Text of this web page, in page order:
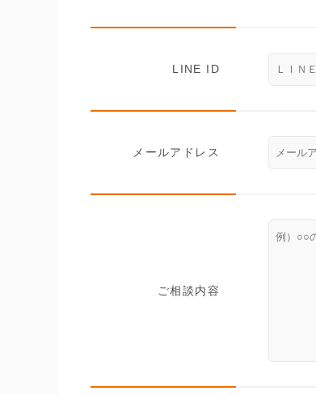
LINE ID
メールアドレス
ご相談内容